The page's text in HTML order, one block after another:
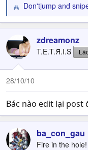
R
e
c
t
i
o
n
Don'tjump and
zdreamonz
T.E.T.Я.I.S
28/10/10
Bác nào edit lại post
ba_con_gau
Fire in the hole!